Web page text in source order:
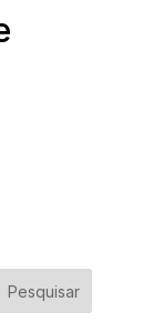
Pesquisar